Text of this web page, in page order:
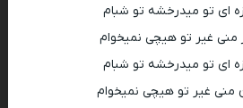
ای تو میدرخشه تو شبام
منی غیر تو هیچی نمیخوام
ای تو میدرخشه تو شبام
غیر تو هیچی نمیخوام